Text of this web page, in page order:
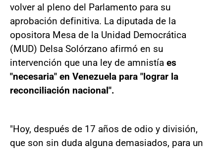
volver al pleno del Parlamento para su
aprobación definitiva. La diputada de la
opositora Mesa de la Unidad Democrática
(MUD) Delsa Solórzano afirmó en su
intervención que una ley de amnistía es
"necesaria" en Venezuela para "lograr la
reconciliación nacional".
"Hoy, después de 17 años de odio y división,
que son sin duda alguna demasiados, para un